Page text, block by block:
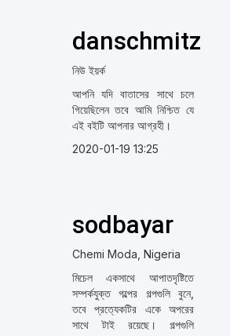
danschmitz
নিউ ইয়র্ক
আপনি যদি বাতাসের সাথে চলে
গিয়েছিলেন তবে আমি নিশ্চিত যে
এই বইটি আপনার আগ্রহী।
2020-01-19 13:25
sodbayar
Chemi Moda, Nigeria
মিচেল একসাথে আপাতদৃষ্টিতে
সম্পর্কযুক্ত গল্পের গল্পগুলি বুনে,
তবে প্রত্যেকটির একে অপরের
সাথে টাই রয়েছে। গল্পগুলি